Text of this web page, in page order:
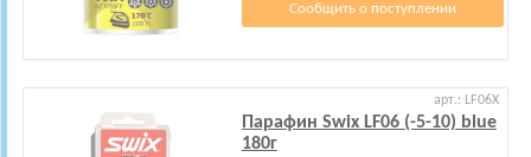
Сообщить о поступлении
арт.: LF06X
Парафин Swix LF06 (-5-10) blue
180г